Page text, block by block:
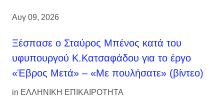
Αυγ 09, 2026
Ξέσπασε ο Σταύρος Μπένος κατά του
υφυπουργού Κ.Κατσαφάδου για το έργο
«Έβρος Μετά» – «Με πουλήσατε» (βίντεο)
in ΕΛΛΗΝΙΚΗ ΕΠΙΚΑΙΡΟΤΗΤΑ